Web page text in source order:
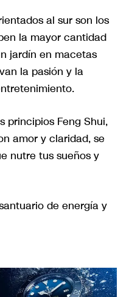
al sur son los
la mayor cantidad
jardín en macetas
la pasión y la
principios Feng Shui,
amor y claridad, se
nutre tus sueños y
de energía y